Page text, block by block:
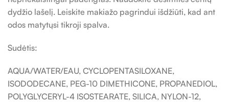
dydžio lašelį. Leiskite makiažo pagrindui išdžiūti, kad ant
odos matytųsi tikroji spalva.
Sudėtis:
AQUA/WATER/EAU, CYCLOPENTASILOXANE,
ISODODECANE, PEG-10 DIMETHICONE, PROPANEDIOL,
POLYGLYCERYL-4 ISOSTEARATE, SILICA, NYLON-12,